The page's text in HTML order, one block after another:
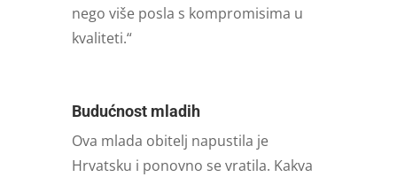
nego više posla s kompromisima u
kvaliteti.“
Budućnost mladih
Ova mlada obitelj napustila je
Hrvatsku i ponovno se vratila. Kakva